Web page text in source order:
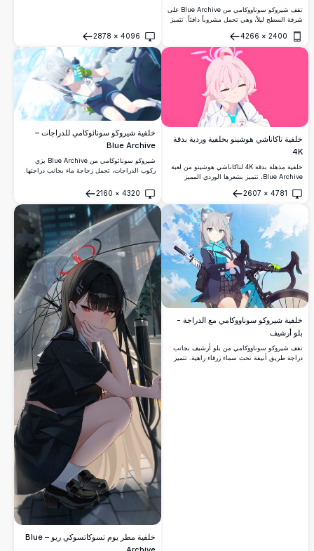
تقف شيروكو سوناووكامي من Blue Archive على
شرفة السطح ليلاً، وهي تحمل مشروباً دافئاً. تتميز
الكتف أمام أفق مدينة رائع.
2400
×
4266
فتح
4096
×
2878
فتح
خلفية تاكاناشي هوشينو بخلفية وردية بدقة
4K
خلفية مذهلة بدقة 4K لتاكاناشي هوشينو من لعبة
Blue Archive، تتميز بشعرها الوردي المميز
بالحياة. مثالية لشاشات سطح المكتب والهاتف
المحمول.
4781
×
2607
فتح
خلفية شيروكو سونائوكامي للدراجات –
Blue Archive
شيروكو سونائوكامي من Blue Archive بزي
ركوب الدراجات، تحمل زجاجة ماء بجانب دراجتها.
أنمي مذهل بدقة 4K عالية الوضوح.
4320
×
2160
فتح
خلفية شيروكو سوناووكامي مع الدراجة -
بلو أرشيف
تقف شيروكو سوناووكامي من بلو أرشيف بجانب
دراجة طريق أنيقة تحت سماء زرقاء زاهية. تتميز
خلفية مطر يوم تسوكاتسوكي ريو – Blue